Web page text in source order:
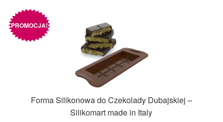
Forma Silikonowa do Czekolady Dubajskiej –
Silikomart made in Italy
PROMOCJA!